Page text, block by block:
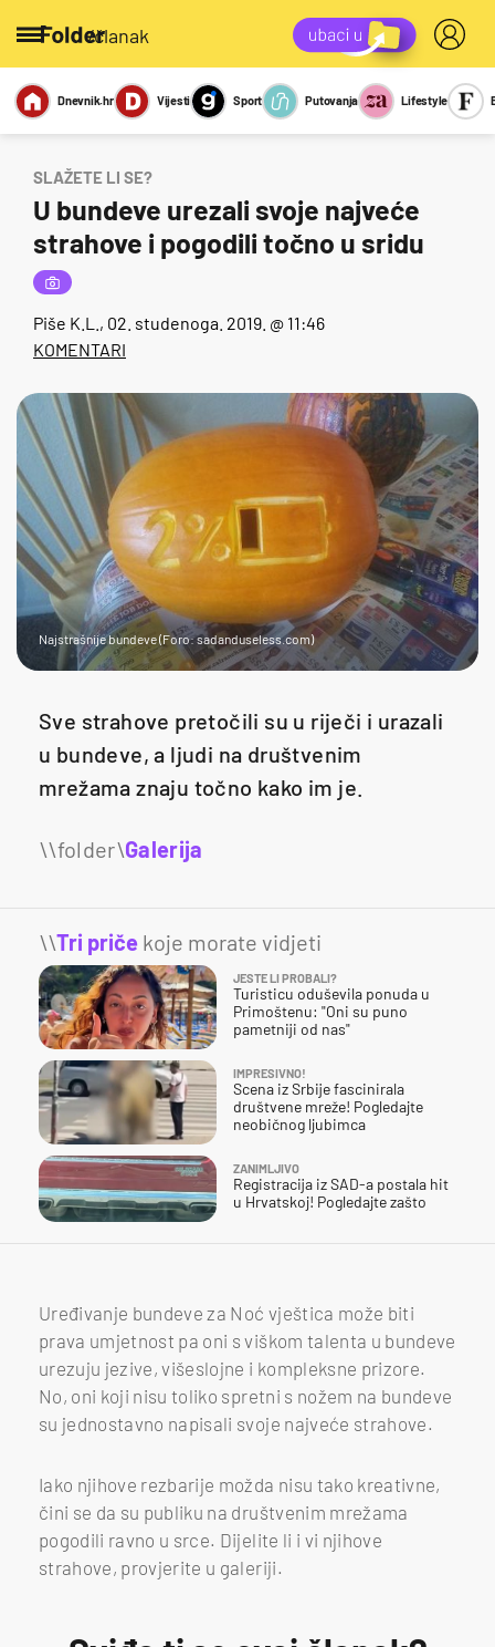
/članak
Miks Kviz
Report
Sexy
Dnevnik.hr Vijesti Sport Putovanja Lifestyle
SLAŽETE LI SE?
U bundeve urezali svoje najveće
strahove i pogodili točno u sridu
Piše K.L. , 02. studenoga. 2019. @ 11:46
KOMENTARI
Najstrašnije bundeve (Foro: sadanduseless.com)
Sve strahove pretočili su u riječi i urazali
u bundeve, a ljudi na društvenim
mrežama znaju točno kako im je.
Galerija
\\Tri priče koje morate vidjeti
JESTE LI PROBALI?
Turisticu oduševila ponuda u
Primoštenu: "Oni su puno
pametniji od nas"
IMPRESIVNO!
Scena iz Srbije fascinirala
društvene mreže! Pogledajte
neobičnog ljubimca
ZANIMLJIVO
Registracija iz SAD-a postala hit
u Hrvatskoj! Pogledajte zašto
Uređivanje bundeve za Noć vještica može biti
prava umjetnost pa oni s viškom talenta u bundeve
urezuju jezive, višeslojne i kompleksne prizore.
No, oni koji nisu toliko spretni s nožem na bundeve
su jednostavno napisali svoje najveće strahove.
Iako njihove rezbarije možda nisu tako kreativne,
čini se da su publiku na društvenim mrežama
pogodili ravno u srce. Dijelite li i vi njihove
strahove, provjerite u galeriji.